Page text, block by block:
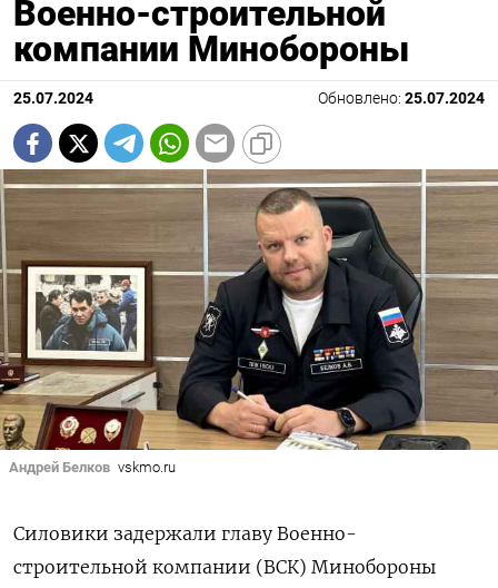
Военно-строительной
компании Минобороны
25.07.2024 Обновлено: 25.07.2024
Андрей Белков vskmo.ru
Силовики задержали главу Военно-
строительной компании (ВСК) Минобороны